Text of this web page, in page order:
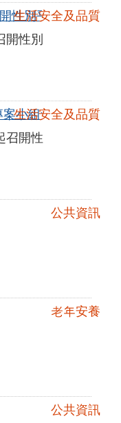
性別平等專案小組
生活安全及品質
開性別平等專案小
小組會議紀錄
生活安全及品質
召開性別平等專案
公共資訊
老年安養
公共資訊